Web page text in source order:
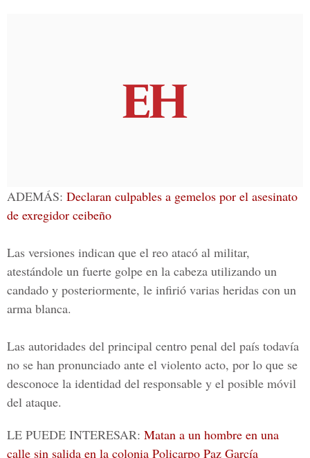
ADEMÁS: Declaran culpables a gemelos por el asesinato
de exregidor ceibeño
Las versiones indican que el reo atacó al militar,
atestándole un fuerte golpe en la cabeza utilizando un
candado y posteriormente, le infirió varias heridas con un
arma blanca.
Las autoridades del principal centro penal del país todavía
no se han pronunciado ante el violento acto, por lo que se
desconoce la identidad del responsable y el posible móvil
del ataque.
LE PUEDE INTERESAR: Matan a un hombre en una
calle sin salida en la colonia Policarpo Paz García